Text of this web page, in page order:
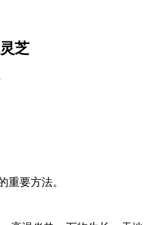
芝
重要方法。